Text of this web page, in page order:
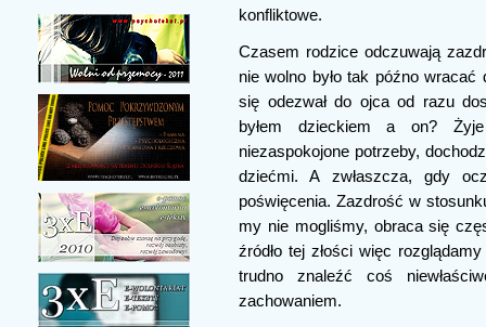
konfliktowe.
Czasem rodzice odczuwają
nie wolno było tak późno
się odezwał do ojca od razu
byłem dzieckiem a on?
niezaspokojone potrzeby,
dziećmi. A zwłaszcza, gdy
poświęcenia. Zazdrość w
my nie mogliśmy, obraca się
źródło tej złości więc
trudno znaleźć coś
zachowaniem.